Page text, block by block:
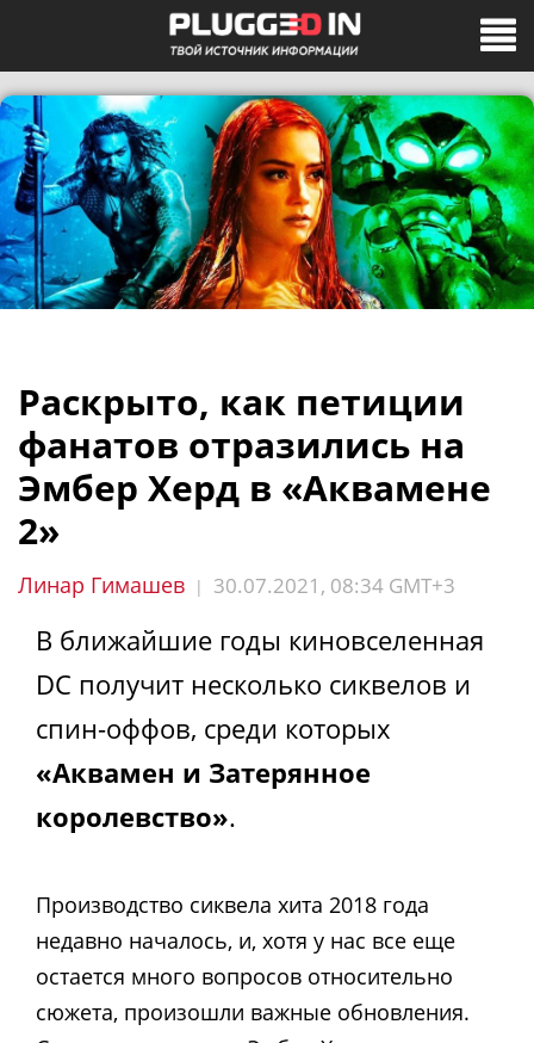
Раскрыто, как петиции
фанатов отразились на
Эмбер Херд в «Аквамене
2»
Линар Гимашев | 30.07.2021, 08:34 GMT+3
В ближайшие годы киновселенная
DC получит несколько сиквелов и
спин-оффов, среди которых
«Аквамен и Затерянное
королевство».
Производство сиквела хита 2018 года
недавно началось, и, хотя у нас все еще
остается много вопросов относительно
сюжета, произошли важные обновления.